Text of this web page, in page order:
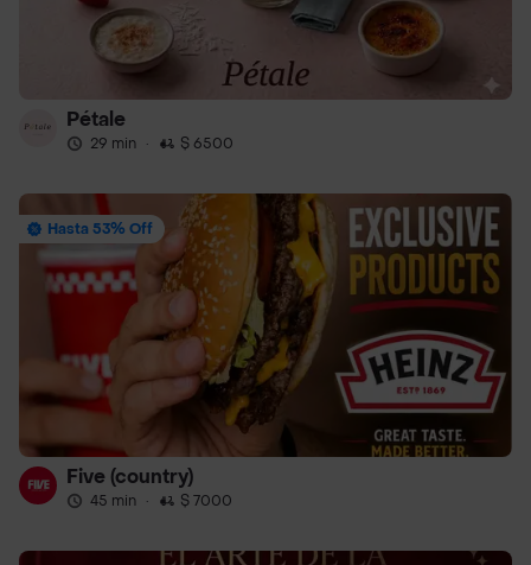
Pétale
29 min · $ 6500
Hasta 53% Off
Five (country)
45 min · $ 7000